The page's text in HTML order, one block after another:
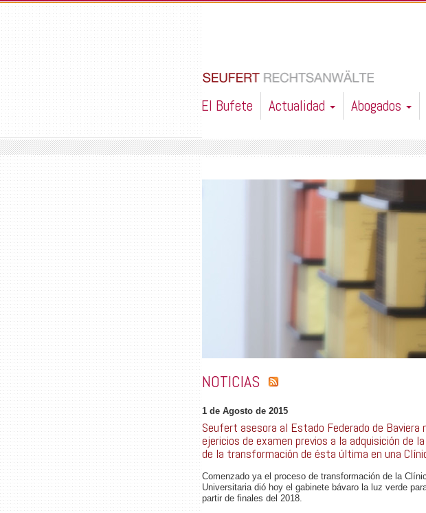
El Bufete Actualidad Abogados
NOTICIAS
1 de Agosto de 2015
Seufert asesora al Estado Federado de Baviera
ejericios de examen previos a la adquisición de
de la transformación de ésta última en una
Comenzado ya el proceso de transformación de la
Universitaria dió hoy el gabinete bávaro la luz verde
partir de finales del 2018.